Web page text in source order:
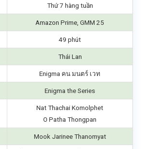
Thứ 7 hàng tuần
Amazon Prime, GMM 25
49 phút
Thái Lan
Enigma คน มนตร์ เวท
Enigma the Series
Nat Thachai Komolphet
O Patha Thongpan
Mook Jarinee Thanomyat